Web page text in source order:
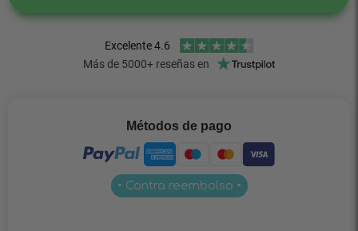
Métodos de pago
• Contra reembolso •